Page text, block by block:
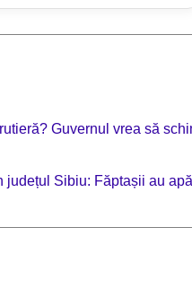
Guvernul vrea să
județul Sibiu: Făptașii au